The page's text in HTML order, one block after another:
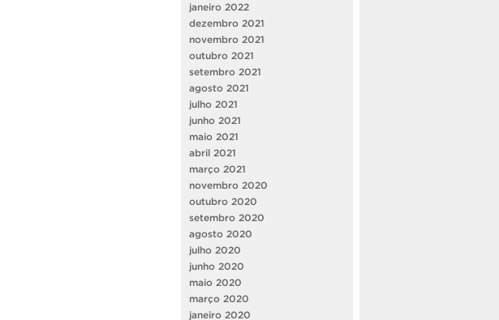
janeiro 2022
dezembro 2021
novembro 2021
outubro 2021
setembro 2021
agosto 2021
julho 2021
junho 2021
maio 2021
abril 2021
março 2021
novembro 2020
outubro 2020
setembro 2020
agosto 2020
julho 2020
junho 2020
maio 2020
março 2020
janeiro 2020